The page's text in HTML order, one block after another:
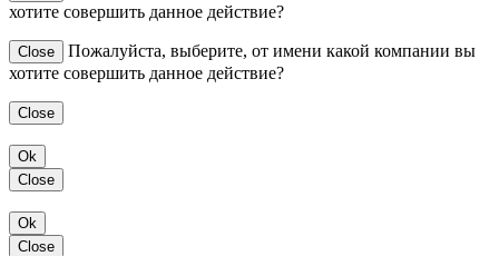
хотите совершить данное действие?
Close
Пожалуйста, выберите, от имени какой компании вы
хотите совершить данное действие?
Close
Ok
Close
Ok
Close